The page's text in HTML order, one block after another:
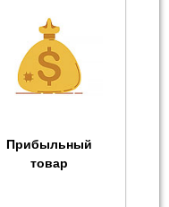
Прибыльный
товар